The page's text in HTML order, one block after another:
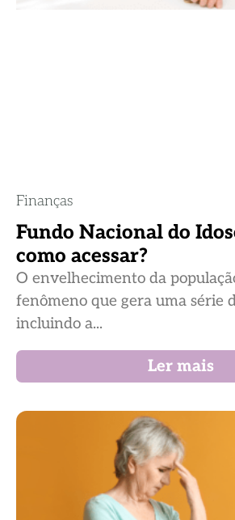
Finanças
Fundo Nacional do
como acessar?
O envelhecimento da
fenômeno que gera uma série
incluindo a...
Ler mais